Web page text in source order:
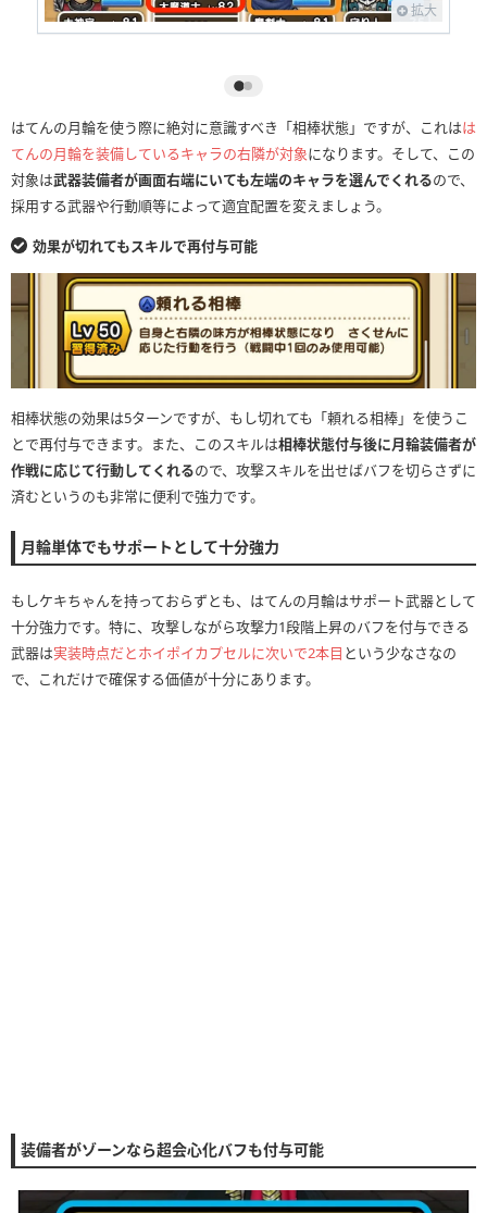
拡大
はてんの月輪を使う際に絶対に意識すべき「相棒状態」ですが、これはは
てんの月輪を装備しているキャラの右隣が対象になります。そして、この
対象は武器装備者が画面右端にいても左端のキャラを選んでくれるので、
採用する武器や行動順等によって適宜配置を変えましょう。
効果が切れてもスキルで再付与可能
相棒状態の効果は5ターンですが、もし切れても「頼れる相棒」を使うこ
とで再付与できます。また、このスキルは相棒状態付与後に月輪装備者が
作戦に応じて行動してくれるので、攻撃スキルを出せばバフを切らさずに
済むというのも非常に便利で強力です。
月輪単体でもサポートとして十分強力
もしケキちゃんを持っておらずとも、はてんの月輪はサポート武器として
十分強力です。特に、攻撃しながら攻撃力1段階上昇のバフを付与できる
武器は実装時点だとホイポイカプセルに次いで2本目 という少なさなの
で、これだけで確保する価値が十分にあります。
装備者がゾーンなら超会心化バフも付与可能